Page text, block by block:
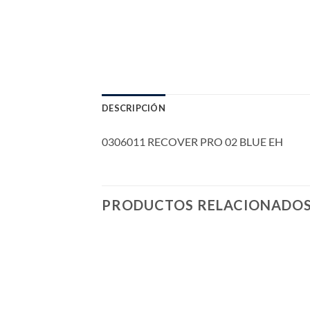
DESCRIPCIÓN
0306011 RECOVER PRO 02 BLUE EH
PRODUCTOS